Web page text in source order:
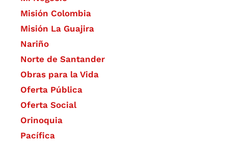
Misión Colombia
Misión La Guajira
Nariño
Norte de Santander
Obras para la Vida
Oferta Pública
Oferta Social​​
Orinoquia
Pacífica